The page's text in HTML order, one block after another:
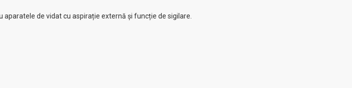
de vidat cu aspirație externă și funcție de sigilare.